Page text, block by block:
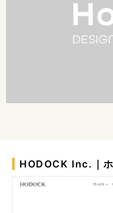
HODOCK Inc.｜